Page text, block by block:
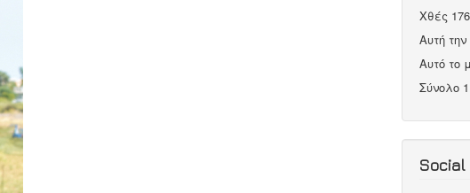
Χθές 176
Αυτή
Αυτό το
Σύνολο
Social